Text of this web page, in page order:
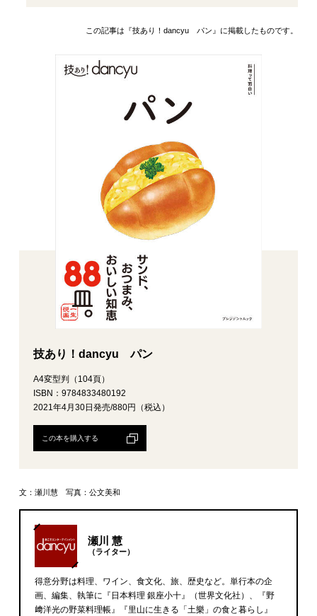
この記事は『技あり！dancyu パン』に掲載したものです。
技あり！dancyu パン
A4変型判（104頁）
ISBN：9784833480192
2021年4月30日発売/880円（税込）
この本を購入する
文：瀬川慧 写真：公文美和
瀬川 慧
（ライター）
得意分野は料理、ワイン、食文化、旅、歴史など。単行本の企
画、編集、執筆に『日本料理 銀座小十』（世界文化社）、『野
﨑洋光の野菜料理帳』『里山に生きる「土樂」の食と暮らし』